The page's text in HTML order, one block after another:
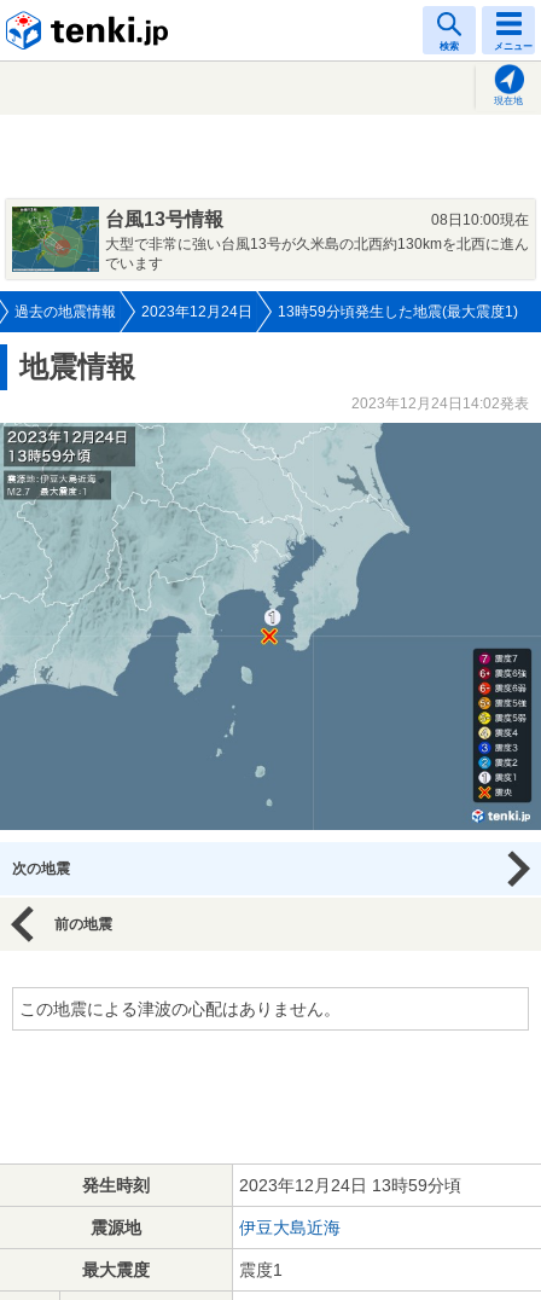
検索 メニュー
現在地
台風13号情報
08日10:00現在
大型で非常に強い台風13号が久米島の北西約130kmを北西に進ん
でいます
過去の地震情報 2023年12月24日 13時59分頃発生した地震(最大震度1)
地震情報
2023年12月24日14:02発表
次の地震
前の地震
この地震による津波の心配はありません。
発生時刻 2023年12月24日 13時59分頃
震源地 伊豆大島近海
最大震度 震度1